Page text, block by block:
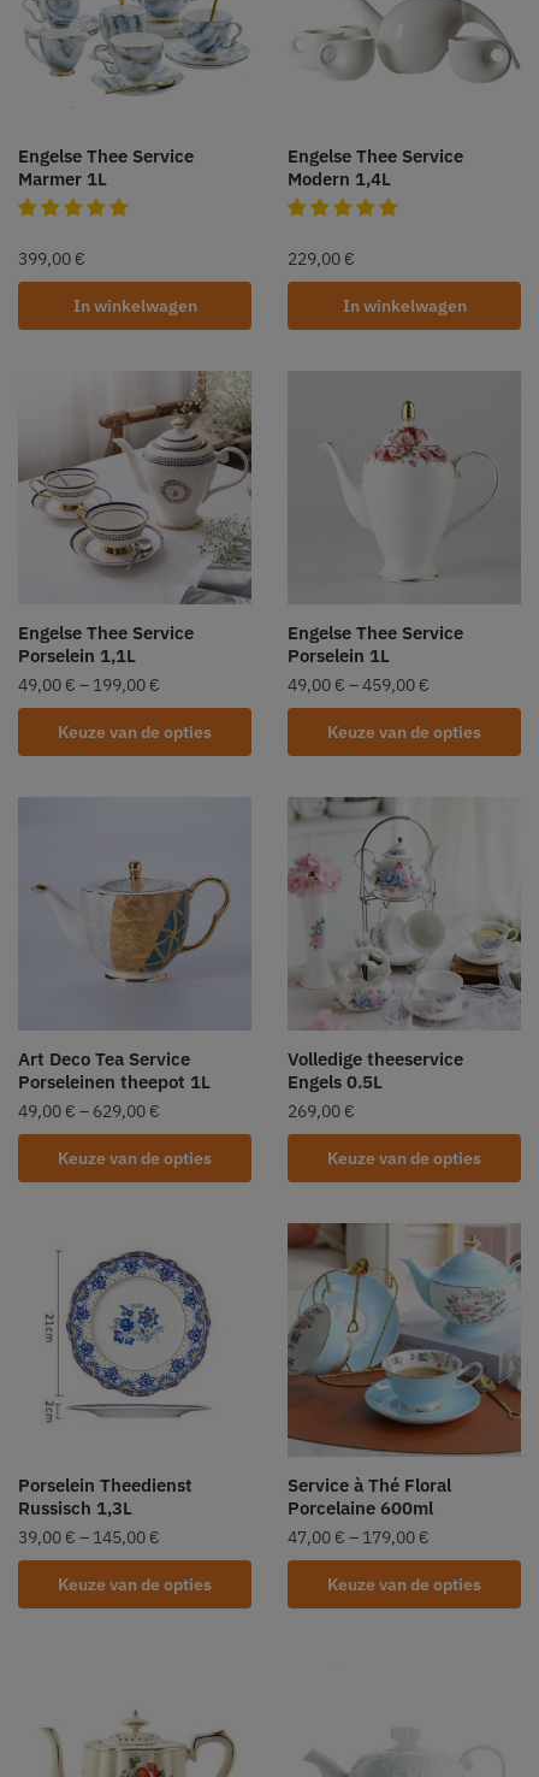
Engelse Thee Service
Marmer 1L
399,00 €
In winkelwagen
Engelse Thee Service
Modern 1,4L
229,00 €
In winkelwagen
Engelse Thee Service
Porselein 1,1L
49,00 € – 199,00 €
Keuze van de opties
Engelse Thee Service
Porselein 1L
49,00 € –459,00 €
Keuze van de opties
Art Deco Tea Service
Porseleinen theepot 1L
49,00 € – 629,00 €
Keuze van de opties
Volledige theeservice
Engels 0.5L
269,00 €
Keuze van de opties
Porselein Theedienst
Russisch 1,3L
39,00 € – 145,00 €
Keuze van de opties
Service à Thé Floral
Porcelaine 600ml
47,00 € – 179,00 €
Keuze van de opties